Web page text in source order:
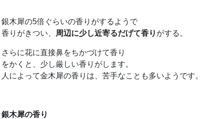
銀木犀の5倍ぐらいの香りがするようで
香りがきつい、
周辺に少し近寄るだげて香り がする。
さらに花に直接鼻をちかづけて香り
をかくと、少し厳しい香りがします。
人によって金木犀の香りは、苦手なことも多いようです。
銀木犀の香り